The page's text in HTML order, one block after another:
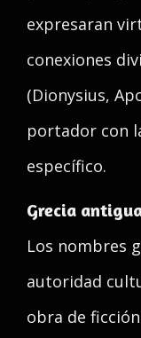
expresaran
conexiones
(Dionysius,
portador con
específico.
Grecia
Los nombres
autoridad
obra de